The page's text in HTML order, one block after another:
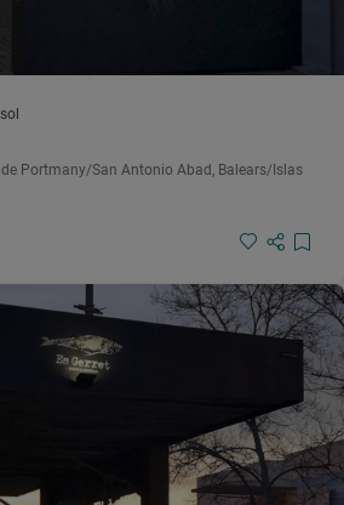
de Portmany/San Antonio Abad, Balears/Islas